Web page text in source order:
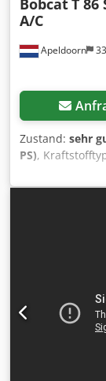
Apeldoorn
BobcatT 86
A/C
Zustand: sehr
PS),
Zylinderzahl: 4
4. Hydr. Kreis -
Forstschutzset
Hydraulischer